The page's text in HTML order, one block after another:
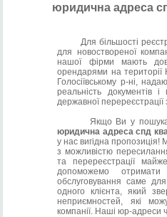
юридична адреса
Для більшості
для новоствореної
нашої фірми мають
орендарями на території
Голосіївському р-ні,
реальність документів
державної перереєстрації
Якщо Ви у пошуках
юридична адреса спд
у нас вигідна
з можливістю пересилання
та перереєстрації
допоможемо отримати
обслуговування саме
одного клієнта, який
неприємностей, які
компанії. Наші юр-адреси